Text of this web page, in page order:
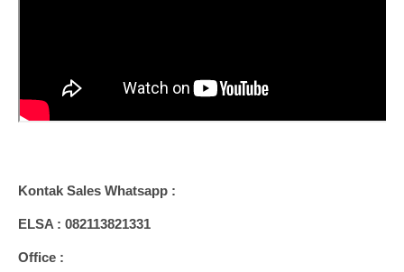
Kontak Sales Whatsapp :
ELSA : 082113821331
Office :